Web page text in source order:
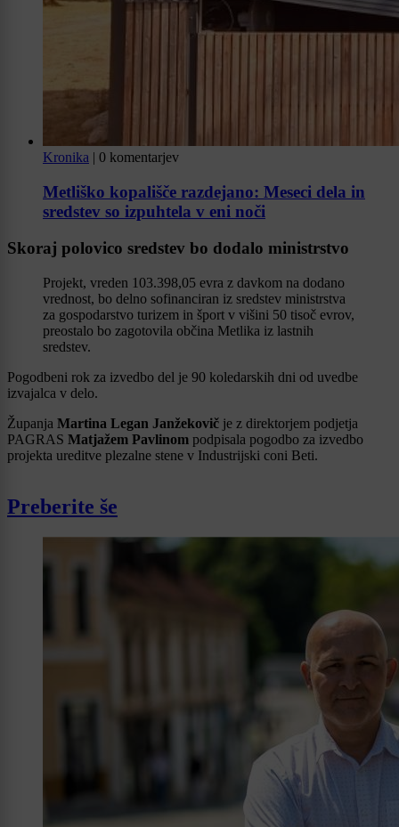
Kronika | 0 komentarjev
Metliško kopališče razdejano: Meseci dela in
sredstev so izpuhtela v eni noči
Skoraj polovico sredstev bo dodalo ministrstvo
Projekt, vreden 103.398,05 evra z davkom na dodano
vrednost, bo delno sofinanciran iz sredstev ministrstva
za gospodarstvo turizem in šport v višini 50 tisoč evrov,
preostalo bo zagotovila občina Metlika iz lastnih
sredstev.
Pogodbeni rok za izvedbo del je 90 koledarskih dni od uvedbe
izvajalca v delo.
Županja Martina Legan Janžekovič je z direktorjem podjetja
PAGRAS Matjažem Pavlinom podpisala pogodbo za izvedbo
projekta ureditve plezalne stene v Industrijski coni Beti.
Preberite še